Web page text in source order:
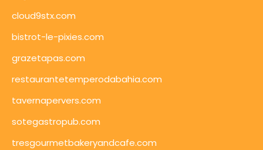
cloud9stx.com
bistrot-le-pixies.com
grazetapas.com
restaurantetemperodabahia.com
tavernapervers.com
sotegastropub.com
tresgourmetbakeryandcafe.com